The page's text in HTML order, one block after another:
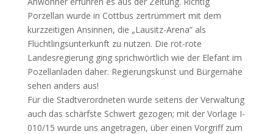
Porzellan wurde in Cottbus zertrümmert mit dem
kurzzeitigen Ansinnen, die „Lausitz-Arena“ als
Flüchtlingsunterkunft zu nutzen. Die rot-rote
Landesregierung ging sprichwörtlich wie der Elefant im
Pozellanladen daher. Regierungskunst und Bürgernähe
sehen anders aus!
Für die Stadtverordneten wurde seitens der Verwaltung
auch das schärfste Schwert gezogen; mit der Vorlage I-
010/15 wurde uns angetragen, über einen Vorgriff zum